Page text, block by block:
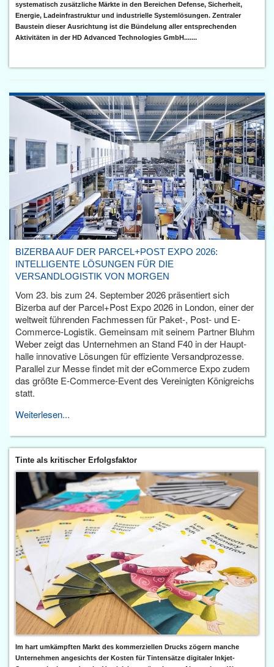
systematisch zusätzliche Märkte in den Bereichen Defense, Sicherheit,
Energie, Ladeinfrastruktur und industrielle Systemlösungen. Zentraler
Baustein dieser Ausrichtung ist die Bündelung aller entsprechenden
Aktivitäten in der HD Advanced Technologies GmbH.......
BIZERBA AUF DER PARCEL+POST EXPO 2026:
INTELLIGENTE LÖSUNGEN FÜR DIE
VERSANDLOGISTIK VON MORGEN
Vom 23. bis zum 24. September 2026 präsentiert sich
Bizerba auf der Parcel+Post Expo 2026 in London, einer der
weltweit führenden Fachmessen für Paket-, Post- und E-
Commerce-Logistik. Gemeinsam mit seinem Partner Bluhm
Weber zeigt das Unternehmen an Stand F40 in der Haupt­
halle innovative Lösungen für effiziente Versandprozesse.
Parallel zur Messe findet mit der eCommerce Expo zudem
das größte E-Commerce-Event des Vereinigten Königreichs
statt.
Weiterlesen...
Tinte als kritischer Erfolgsfaktor
Im hart umkämpften Markt des kommerziellen Drucks zögern manche
Unternehmen angesichts der Kosten für Tintensätze digitaler Inkjet-